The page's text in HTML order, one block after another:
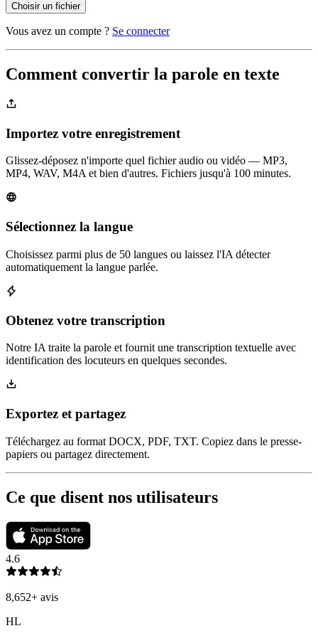
Choisir un fichier
Vous avez un compte ? Se connecter
Comment convertir la parole en texte
Importez votre enregistrement
Glissez-déposez n'importe quel fichier audio ou vidéo — MP3,
MP4, WAV, M4A et bien d'autres. Fichiers jusqu'à 100 minutes.
Sélectionnez la langue
Choisissez parmi plus de 50 langues ou laissez l'IA détecter
automatiquement la langue parlée.
Obtenez votre transcription
Notre IA traite la parole et fournit une transcription textuelle avec
identification des locuteurs en quelques secondes.
Exportez et partagez
Téléchargez au format DOCX, PDF, TXT. Copiez dans le presse-
papiers ou partagez directement.
Ce que disent nos utilisateurs
4.6
8,652+ avis
HL